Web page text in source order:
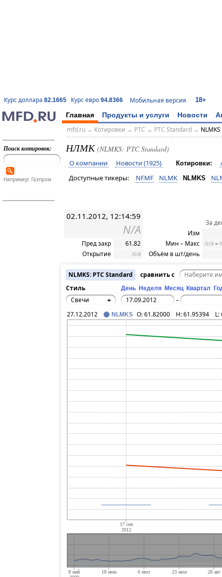
Курс доллара 82.1665 Курс евро 94.8366 Мобильная версия 18+
Главная Продукты и услуги Новости
Поиск котировок:
Например: Газпром
mfd.ru→ Котировки → РТС → РТС Standard→
НЛМК (NLMKS: РТС Standard)
О компании Новости (1925) Котировки:
Доступные тикеры:
NFMF NLMK NLMKS
02.11.2012, 12:14:59
N/A
Пред закр
61.82
Открытие
N/A
За
Изм
Мин – Макс
N/A –
Объём в шт/день
NLMKS: РТС Standard
сравнить с
Стиль
День Неделя Месяц Квартал
Свечи
–
27.12.2012
NLMKS O:61.82000 H:61.95394 L: